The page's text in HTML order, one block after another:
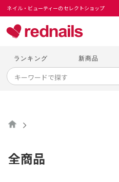
ネイル・ビューティーのセレクトショップ
ランキング 新商品
全商品